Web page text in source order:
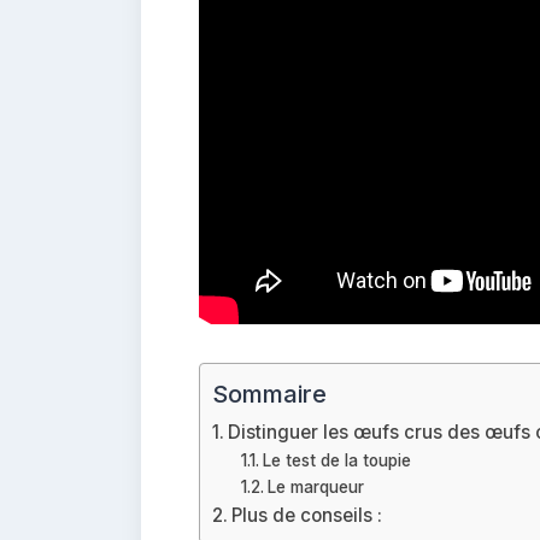
Sommaire
Distinguer les œufs crus des œufs
Le test de la toupie
Le marqueur
Plus de conseils :